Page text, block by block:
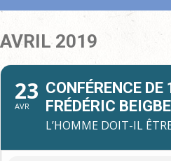
AVRIL 2019
23
AVR
CONFÉRENCE
FRÉDÉRIC
L’HOMME DOIT-IL